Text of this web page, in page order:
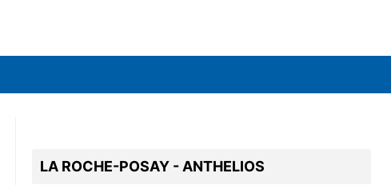
LA ROCHE-POSAY - ANTHELIOS